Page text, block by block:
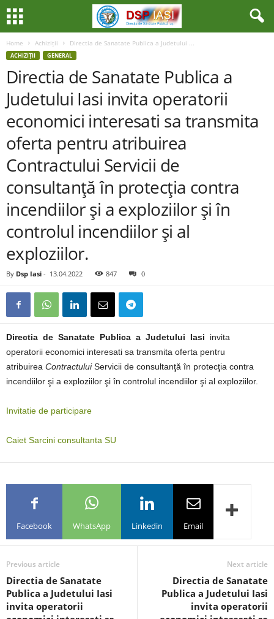
Home Achiziții Directia de Sanatate Publica a Judetului ...
ACHIZIȚII GENERAL
Directia de Sanatate Publica a
Judetului Iasi invita operatorii
economici interesati sa transmita
oferta pentru atribuirea
Contractului Servicii de
consultanţă în protecţia contra
incendiilor şi a exploziilor şi în
controlul incendiilor şi al
exploziilor.
By Dsp Iasi - 13.04.2022 847 0
Directia de Sanatate Publica a Judetului Iasi
invita
operatorii economici interesati sa transmita oferta pentru
atribuirea ContractuluiServicii de consultanţă în protecţia contra
incendiilor şi a exploziilor şi în controlul incendiilor şi al exploziilor.
Invitatie de participare
Caiet Sarcini consultanta SU
Facebook WhatsApp Linkedin Email
Previous article
Directia de Sanatate
Publica a Judetului Iasi
invita operatorii
Next article
Directia de Sanatate
Publica a Judetului Iasi
invita operatorii